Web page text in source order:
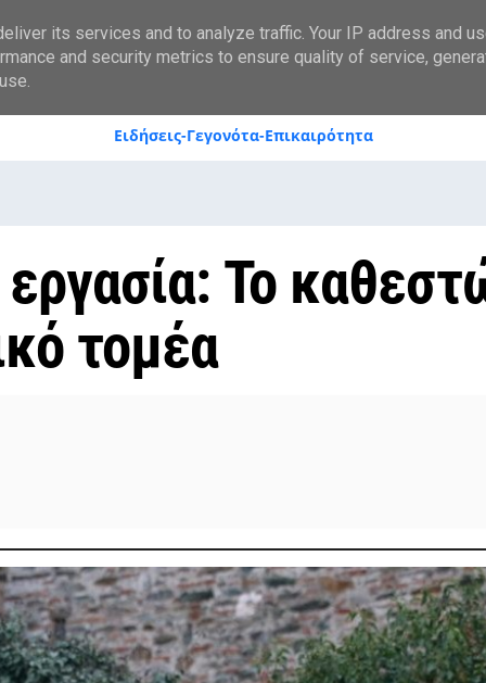
styranews.gr
Ειδήσεις-Γεγονότα-Επικαιρότητα
Το
τομέα
its services and to analyze traffic. Your IP address and
and security metrics to ensure quality of service,